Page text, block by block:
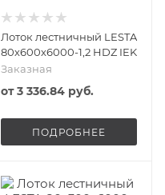
Лоток лестничный LESTA
80х600х6000-1,2 HDZ IEK
Заказная
от3 336.84 руб.
ПОДРОБНЕЕ